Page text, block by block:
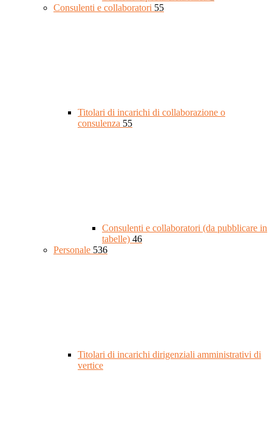
Consulenti e collaboratori 55
Titolari di incarichi di collaborazione o
consulenza 55
Consulenti e collaboratori (da pubblicare in
tabelle) 46
Personale 536
Titolari di incarichi dirigenziali amministrativi di
vertice